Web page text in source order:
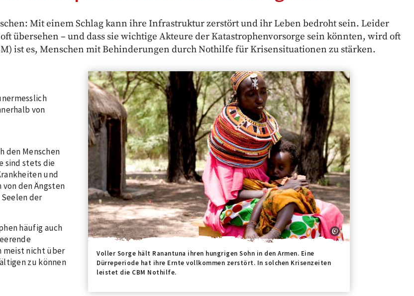
Mit einem Schlag kann ihre Infrastruktur zerstört und ihr Leben bedroht sein. Leider
übersehen – und dass sie wichtige Akteure der Katastrophenvorsorge sein könnten, wird oft
ist es, Menschen mit Behinderungen durch Nothilfe für Krisensituationen zu stärken.
Voller Sorge hält Ranantuna ihren hungrigen Sohn in den Armen. Eine
Dürreperiode hat ihre Ernte vollkommen zerstört. In solchen Krisenzeiten
leistet die CBM Nothilfe.
von
den Menschen
sind stets die
und
den Ängsten
der
häufig auch
meist nicht über
zu können